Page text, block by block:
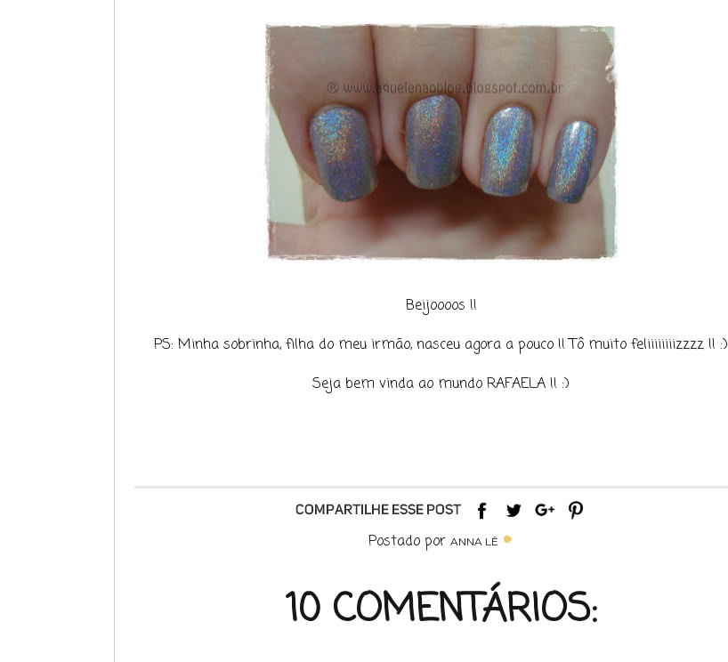
Beijoooos !!
PS: Minha sobrinha, filha do meu irmão, nasceu agora a pouco !! Tô muito feliiiiiiiizzzz !! :)
Seja bem vinda ao mundo RAFAELA !! :)
Postado por ANNA LÊ
10 COMENTÁRIOS: